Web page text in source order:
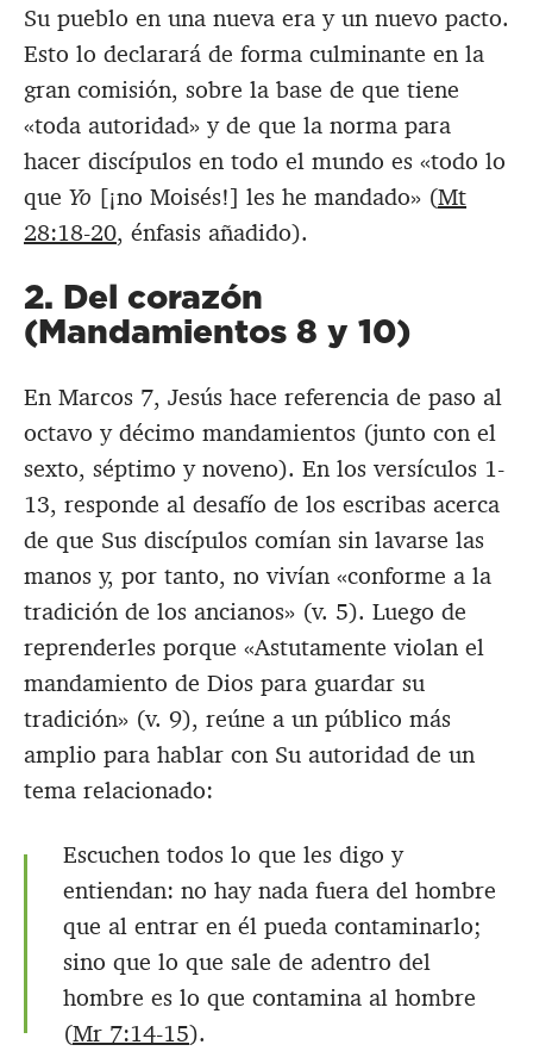
Su pueblo en una nueva era y un nuevo pacto.
Esto lo declarará de forma culminante en la
gran comisión, sobre la base de que tiene
«toda autoridad» y de que la norma para
hacer discípulos en todo el mundo es «todo lo
que Yo [¡no Moisés!] les he mandado» (Mt
28:18-20, énfasis añadido).
2. Del corazón
(Mandamientos 8 y 10)
En Marcos 7, Jesús hace referencia de paso al
octavo y décimo mandamientos (junto con el
sexto, séptimo y noveno). En los versículos 1-
13, responde al desafío de los escribas acerca
de que Sus discípulos comían sin lavarse las
manos y, por tanto, no vivían «conforme a la
tradición de los ancianos» (v. 5). Luego de
reprenderles porque «Astutamente violan el
mandamiento de Dios para guardar su
tradición» (v. 9), reúne a un público más
amplio para hablar con Su autoridad de un
tema relacionado:
Escuchen todos lo que les digo y
entiendan: no hay nada fuera del hombre
que al entrar en él pueda contaminarlo;
sino que lo que sale de adentro del
hombre es lo que contamina al hombre
(Mr 7:14-15).